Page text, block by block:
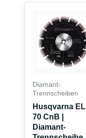
Diamant-
Trennscheiben
Husqvarna EL
70 CnB |
Diamant-